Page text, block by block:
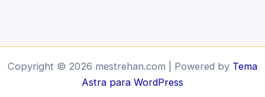
Copyright © 2026 mestrehan.com | Powered by Tema
Astra para WordPress